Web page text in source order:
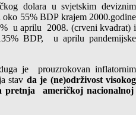
dolara u svjetskim deviznim
55% BDP krajem 2000.godine
u aprilu 2008. (crveni kvadrat) i
BDP, u aprilu pandemijske
je prouzrokovan inflatornim
stav da je (ne)održivost visokog
pretnja američkoj nacionalnoj